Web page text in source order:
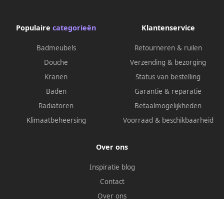
Populaire categorieën
Badmeubels
Douche
Kranen
Baden
Radiatoren
Klimaatbeheersing
Klantenservice
Retourneren & ruilen
Verzending & bezorging
Status van bestelling
Garantie & reparatie
Betaalmogelijkheden
Voorraad & beschikbaarheid
Over ons
Inspiratie blog
Contact
Over ons